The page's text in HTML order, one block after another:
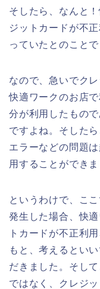
そしたら、なんと
ジットカードが不
っていたとのことで
なので、急いでク
快適ワークのお店
分が利用したもの
ですよね。そした
エラーなどの問題
用することができま
というわけで、こ
発生した場合、快
トカードが不正利
もと、考えるとい
だきました。そし
ではなく、クレジ